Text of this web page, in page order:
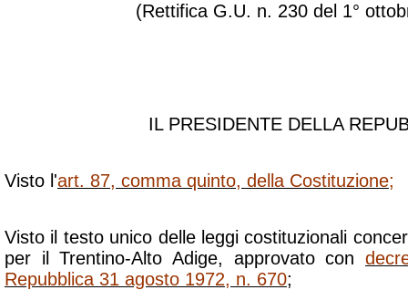
(Rettifica G.U. n. 230 del 1°
IL PRESIDENTE DELLA
Visto l'art. 87, comma quinto, della Costituzione;
Visto il testo unico delle leggi costituzionali
per il Trentino-Alto Adige, approvato con
Repubblica 31 agosto 1972, n. 670;